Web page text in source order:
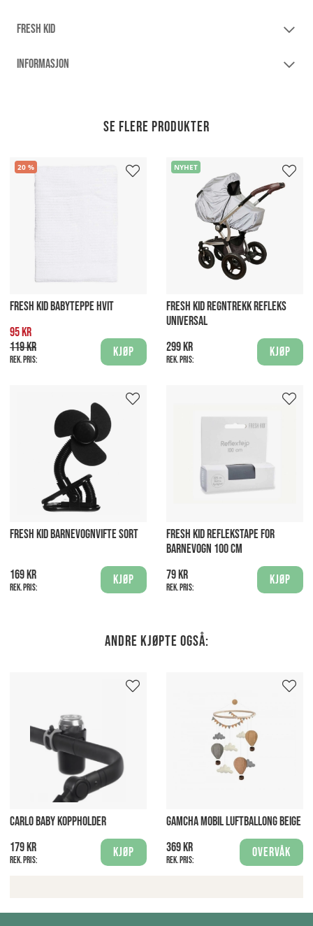
FRESH KID
INFORMASJON
Se flere produkter
20
FRESH KID BABYTEPPE HVIT
95 kr
119 kr
Rek. pris:
Kjøp
NYHET
FRESH KID REGNTREKK REFLEKS
UNIVERSAL
299 kr
Rek. pris:
Kjøp
FRESH KID BARNEVOGNVIFTE SORT
169 kr
Rek. pris:
Kjøp
FRESH KID REFLEKS­TAPE FOR
BARNEVOGN 100 CM
79 kr
Rek. pris:
Kjøp
Andre kjøpte også:
CARLO BABY KOPPHOLDER
179 kr
Rek. pris:
Kjøp
GAMCHA MOBIL LUFTBALLONG BEIGE
369 kr
Rek. pris:
Overvåk